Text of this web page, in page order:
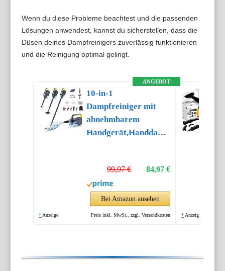
Wenn du diese Probleme beachtest und die passenden
Lösungen anwendest, kannst du sicherstellen, dass die
Düsen deines Dampfreinigers zuverlässig funktionieren
und die Reinigung optimal gelingt.
ANGEBOT
10-in-1
Dampfreiniger mit
abnehmbarem
Handgerät,Handdampfreiniger
84,97 €
99,97 €
Bei Amazon ansehen
* Anzeige Preis inkl. MwSt., zzgl. Versandkosten * Anzeige